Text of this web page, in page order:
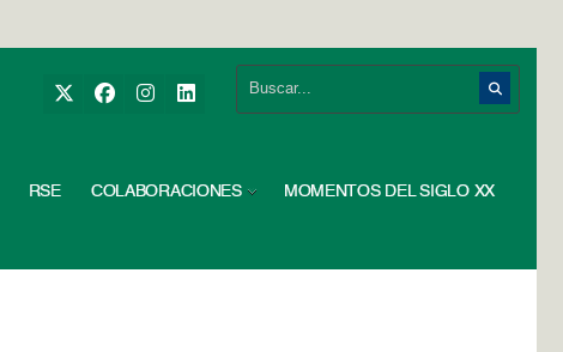
RSE COLABORACIONES MOMENTOS DEL SIGLO XX